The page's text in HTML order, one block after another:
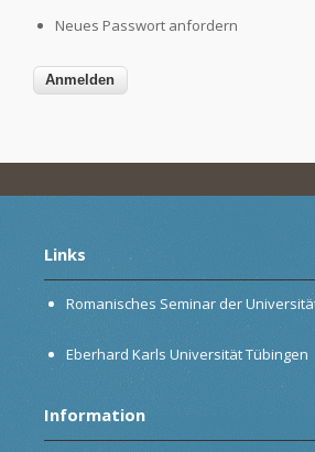
Neues Passwort anfordern
Links
Romanisches Seminar der
Eberhard Karls Universität Tübingen
Information